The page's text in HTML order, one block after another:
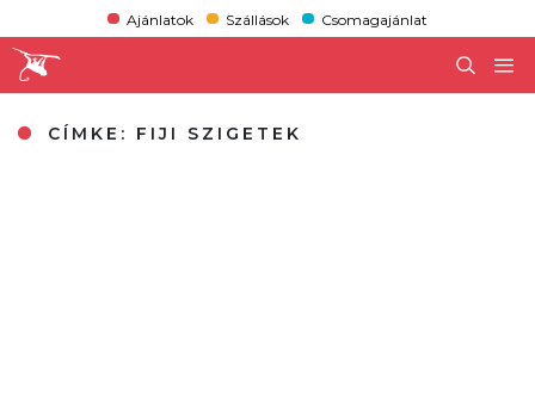
Ajánlatok Szállások Csomagajánlat
CÍMKE: FIJI SZIGETEK